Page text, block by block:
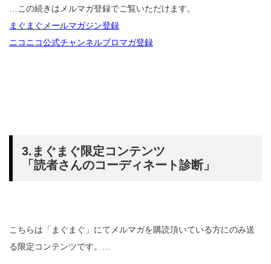
…この続きはメルマガ登録でご覧いただけます。
まぐまぐメールマガジン登録
ニコニコ公式チャンネルブロマガ登録
3.まぐまぐ限定コンテンツ
「読者さんのコーディネート診断」
こちらは「まぐまぐ」にてメルマガを購読頂いている方にのみ送
る限定コンテンツです。…